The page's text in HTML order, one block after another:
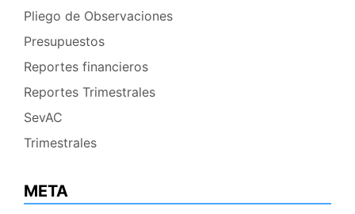
Pliego de Observaciones
Presupuestos
Reportes financieros
Reportes Trimestrales
SevAC
Trimestrales
META